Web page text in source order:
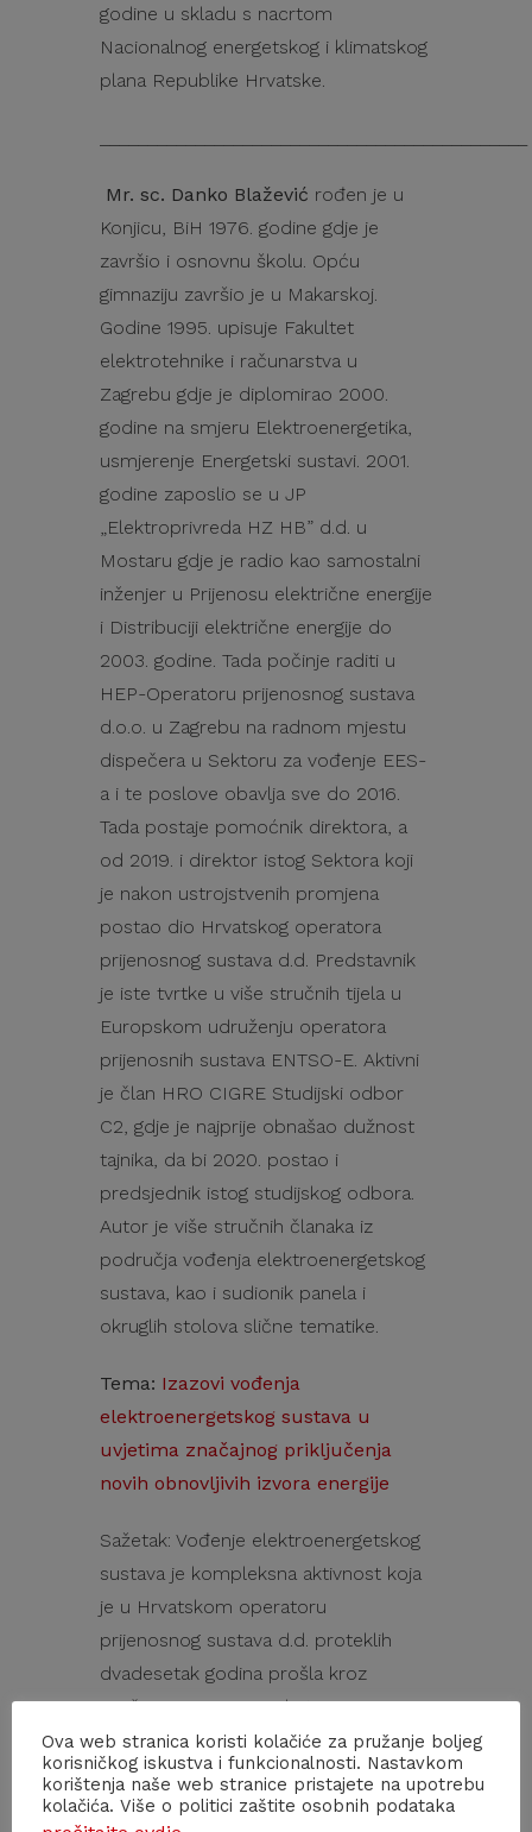
godine u skladu s nacrtom
Nacionalnog energetskog i klimatskog
plana Republike Hrvatske.
Mr. sc. Danko Blažević rođen je u
Konjicu, BiH 1976. godine gdje je
završio i osnovnu školu. Opću
gimnaziju završio je u Makarskoj.
Godine 1995. upisuje Fakultet
elektrotehnike i računarstva u
Zagrebu gdje je diplomirao 2000.
godine na smjeru Elektroenergetika,
usmjerenje Energetski sustavi. 2001.
godine zaposlio se u JP
„Elektroprivreda HZ HB” d.d. u
Mostaru gdje je radio kao samostalni
inženjer u Prijenosu električne energije
i Distribuciji električne energije do
2003. godine. Tada počinje raditi u
HEP-Operatoru prijenosnog sustava
d.o.o. u Zagrebu na radnom mjestu
dispečera u Sektoru za vođenje EES-
a i te poslove obavlja sve do 2016.
Tada postaje pomoćnik direktora, a
od 2019. i direktor istog Sektora koji
je nakon ustrojstvenih promjena
postao dio Hrvatskog operatora
prijenosnog sustava d.d. Predstavnik
je iste tvrtke u više stručnih tijela u
Europskom udruženju operatora
prijenosnih sustava ENTSO-E. Aktivni
je član HRO CIGRE Studijski odbor
C2, gdje je najprije obnašao dužnost
tajnika, da bi 2020. postao i
predsjednik istog studijskog odbora.
Autor je više stručnih članaka iz
područja vođenja elektroenergetskog
sustava, kao i sudionik panela i
okruglih stolova slične tematike.
Tema: Izazovi vođenja
elektroenergetskog sustava u
uvjetima značajnog priključenja
novih obnovljivih izvora energije
Sažetak: Vođenje elektroenergetskog
sustava je kompleksna aktivnost koja
je u Hrvatskom operatoru
prijenosnog sustava d.d. proteklih
dvadesetak godina prošla kroz
značajne izmjene pod utjecajem
različitih okolnosti kao što su: izmjene
nadležnih propisa, promjena
ustrojstva vođenja, povećanje broja
Ova web stranica koristi kolačiće za pružanje boljeg
korisničkog iskustva i funkcionalnosti. Nastavkom
korištenja naše web stranice pristajete na upotrebu
kolačića. Više o politici zaštite osobnih podataka